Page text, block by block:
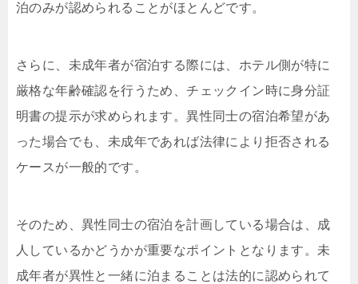
泊のみが認められることがほとんどです。
さらに、未成年者が宿泊する際には、ホテル側が特に
厳格な年齢確認を行うため、チェックイン時に身分証
明書の提示が求められます。異性同士の宿泊希望があ
った場合でも、未成年であれば法律により拒否される
ケースが一般的です。
そのため、異性同士の宿泊を計画している場合は、成
人しているかどうかが重要なポイントとなります。未
成年者が異性と一緒に泊まることは法的に認められて